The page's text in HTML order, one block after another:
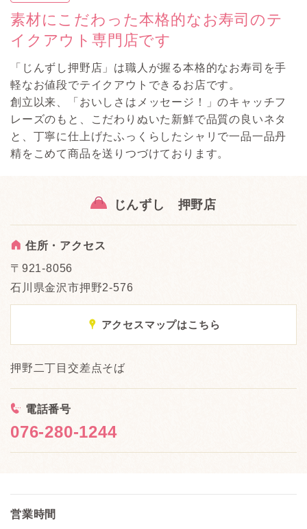
素材にこだわった本格的なお寿司のテ
イクアウト専門店です
「じんずし押野店」は職人が握る本格的なお寿司を手
軽なお値段でテイクアウトできるお店です。
創立以来、「おいしさはメッセージ！」のキャッチフ
レーズのもと、こだわりぬいた新鮮で品質の良いネタ
と、丁寧に仕上げたふっくらしたシャリで一品一品丹
精をこめて商品を送りつづけております。
じんずし 押野店
A 住所・アクセス
〒921-8056
石川県金沢市押野2-576
x アクセスマップはこちら
押野二丁目交差点そば
< 電話番号
076-280-1244
営業時間